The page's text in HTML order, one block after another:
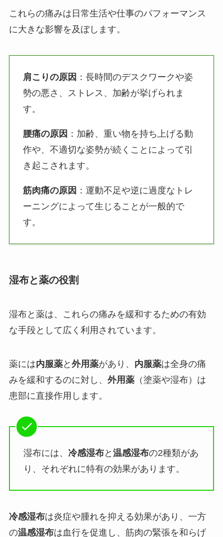
これらの痛みは日常生活や仕事のパフォーマンス
に大きな影響を及ぼします。
肩こりの原因 ：長時間のデスクワークや姿
勢の悪さ、ストレス、加齢が挙げられま
す。
腰痛の原因 ：加齢、重い物を持ち上げる動
作や、不適切な姿勢が続くことによって引
き起こされます。
筋肉痛の原因 ：運動不足や逆に過度なトレ
ーニングによって生じることが一般的で
す。
湿布と薬の役割
湿布と薬は、これらの痛みを緩和するための有効
な手段として広く利用されています。
薬には内服薬と 外用薬があり、 内服薬は全身の痛
みを緩和するのに対し、 外用薬（塗薬や湿布）は
患部に直接作用します。
湿布には、 冷感湿布と 温感湿布の2種類があ
り、それぞれに特有の効果があります。
冷感湿布は炎症や腫れを抑える効果があり、一方
の温感湿布は血行を促進し、筋肉の緊張を和らげ